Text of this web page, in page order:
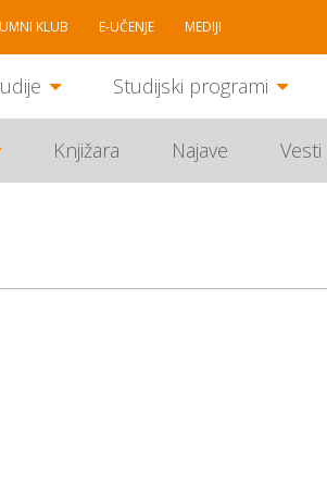
KLUB E-UČENJE MEDIJI
Studijski programi
Knjižara Najave Vesti